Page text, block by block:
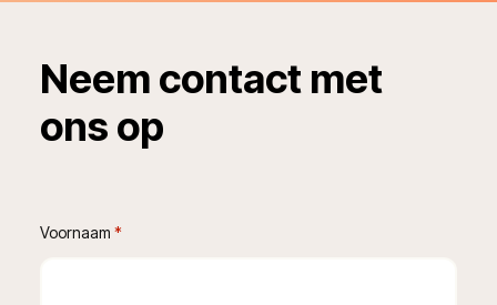
Neem contact met
ons op
Voornaam *